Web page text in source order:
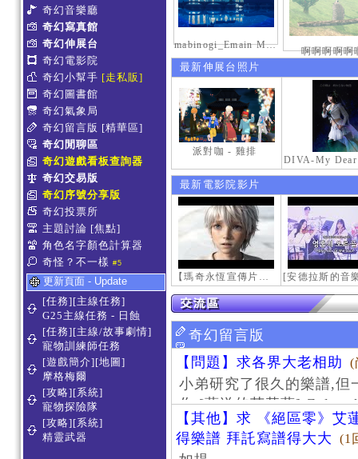
奇幻音樂廳
奇幻寫真館
奇幻伸展台
奇幻電影院
奇幻小幫手 [走私販]
奇幻圖書館
奇幻氣象局
奇幻留言版 [精華區]
奇幻閒聊區
奇幻遊戲看板查詢器
奇幻交易版
奇幻序號分享版
奇幻投票所
主題討論 [焦點]
角色名字顏色計算器
奇怪？不一樣 #5
更新頁面 - Update
[任務][主線任務]
G25主線任務 - 日蝕
[任務][主線/故事劇情]
寵物訓練師任務
[遊戲簡介][地圖]
摩格梅爾
[攻略][系統]
寵物探險隊
[攻略][系統]
精靈武器
mabinogi_Emain Macha_2000-0600_1
啊啊啊啊啊
最新伸展台照片
派對咖 - 雞排
最新電影院影片
【瑪奇永恆宣傳片】最初的感動
奇幻留言版
【問題】求各界大老相助
(
小弟研究了很久的樂譜,但
作 [葬送的芙莉蓮]-
【其他】求 《絕區零》艾
得樂譜 拜託寫譜得大大
(1